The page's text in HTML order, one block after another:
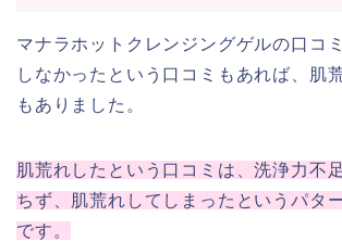
マナラホットクレンジングゲルの口コ
しなかったという口コミもあれば、肌
もありました。
肌荒れしたという口コミは、洗浄力不
ちず、肌荒れしてしまったというパタ
です。